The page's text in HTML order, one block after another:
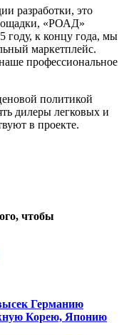
разработки, это
«РОАД»
году, к концу года, мы
маркетплейс.
профессиональное
политикой
дилеры легковых и
в проекте.
чтобы
Германию
Корею, Японию